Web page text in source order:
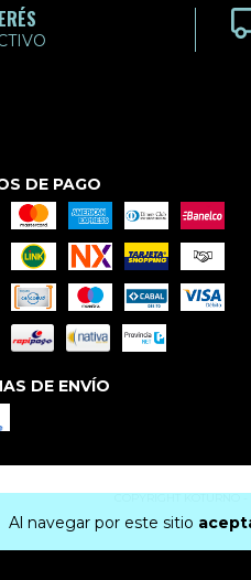
Al navegar por este sitio
DE PAGO
DE ENVÍO
COPYRIGHT KOTURNO